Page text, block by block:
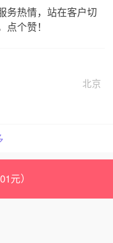
务热情，站在客户切
个赞！
北京
元）